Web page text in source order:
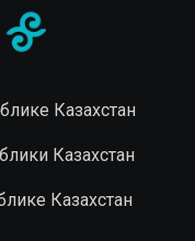
Казахстан
Казахстан
Казахстан